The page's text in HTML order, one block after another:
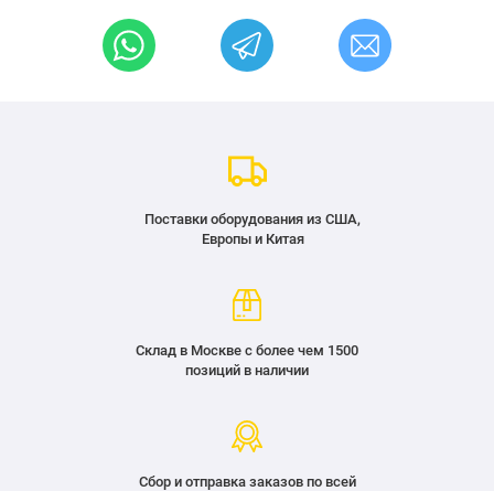
Поставки оборудования из США,
Европы и Китая
Склад в Москве с более чем 1500
позиций в наличии
Сбор и отправка заказов по всей